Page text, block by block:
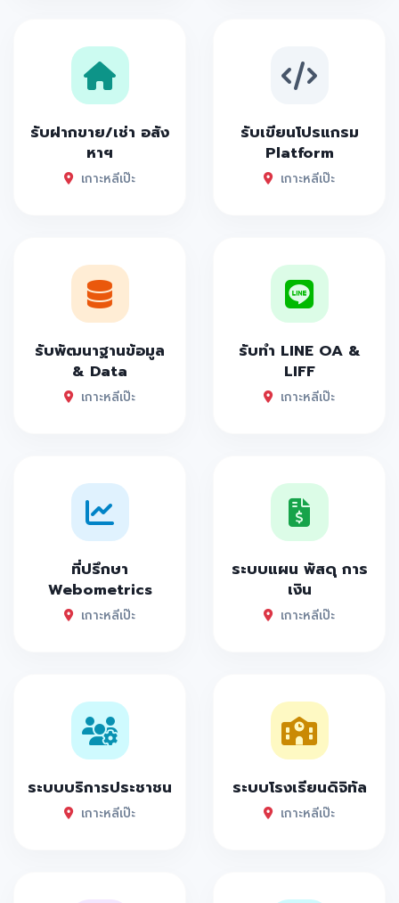
รับฝากขาย/เช่า อสัง
หาฯ
เกาะหลีเป๊ะ
รับเขียนโปรแกรม
Platform
เกาะหลีเป๊ะ
รับพัฒนาฐานข้อมูล
& Data
เกาะหลีเป๊ะ
รับทำ LINE OA &
LIFF
เกาะหลีเป๊ะ
ที่ปรึกษา
Webometrics
เกาะหลีเป๊ะ
ระบบแผน พัสดุ การ
เงิน
เกาะหลีเป๊ะ
ระบบบริการประชาชน
เกาะหลีเป๊ะ
ระบบโรงเรียนดิจิทัล
เกาะหลีเป๊ะ